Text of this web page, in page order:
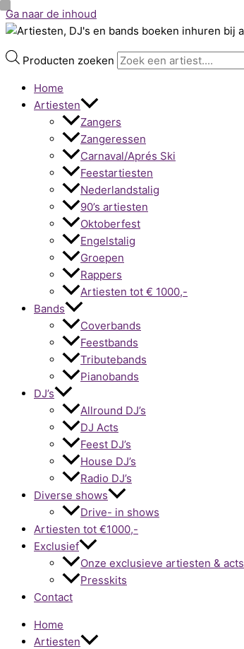
Ga naar de inhoud
Producten zoeken
Home
Artiesten
Zangers
Zangeressen
Carnaval/Aprés Ski
Feestartiesten
Nederlandstalig
90’s artiesten
Oktoberfest
Engelstalig
Groepen
Rappers
Artiesten tot € 1000,-
Bands
Coverbands
Feestbands
Tributebands
Pianobands
DJ’s
Allround DJ’s
DJ Acts
Feest DJ’s
House DJ’s
Radio DJ’s
Diverse shows
Drive- in shows
Artiesten tot €1000,-
Exclusief
Onze exclusieve artiesten & acts
Presskits
Contact
Home
Artiesten